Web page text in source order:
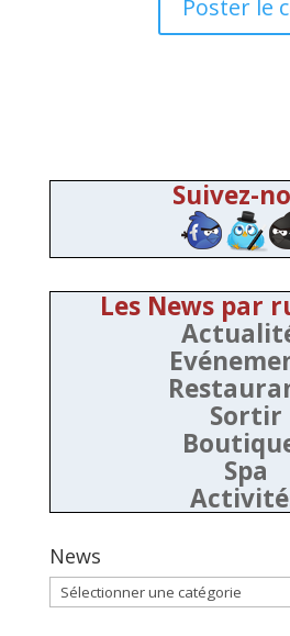
Suivez-
Les News par
Sortir
Spa
News
News